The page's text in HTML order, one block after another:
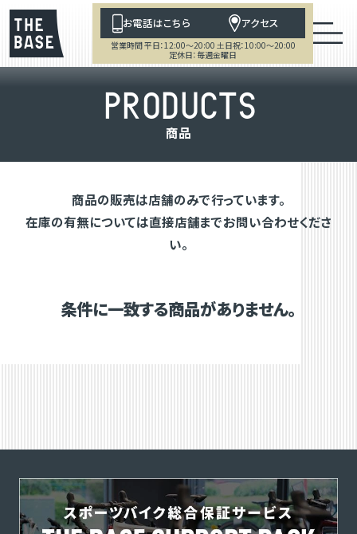
お電話はこちら アクセス
営業時間 平日：12:00～20:00 土日祝：10:00～20:00
定休日：毎週金曜日
PRODUCTS
商品
商品の販売は店舗のみで行っています。
在庫の有無については直接店舗までお問い合わせくださ
い。
条件に一致する商品がありません。